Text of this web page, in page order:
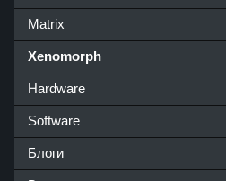
Matrix
Xenomorph
Hardware
Software
Блоги